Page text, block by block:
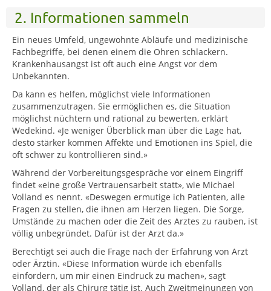
2. Informationen sammeln
Ein neues Umfeld, ungewohnte Abläufe und medizinische
Fachbegriffe, bei denen einem die Ohren schlackern.
Krankenhausangst ist oft auch eine Angst vor dem
Unbekannten.
Da kann es helfen, möglichst viele Informationen
zusammenzutragen. Sie ermöglichen es, die Situation
möglichst nüchtern und rational zu bewerten, erklärt
Wedekind. «Je weniger Überblick man über die Lage hat,
desto stärker kommen Affekte und Emotionen ins Spiel, die
oft schwer zu kontrollieren sind.»
Während der Vorbereitungsgespräche vor einem Eingriff
findet «eine große Vertrauensarbeit statt», wie Michael
Volland es nennt. «Deswegen ermutige ich Patienten, alle
Fragen zu stellen, die ihnen am Herzen liegen. Die Sorge,
Umstände zu machen oder die Zeit des Arztes zu rauben, ist
völlig unbegründet. Dafür ist der Arzt da.»
Berechtigt sei auch die Frage nach der Erfahrung von Arzt
oder Ärztin. «Diese Information würde ich ebenfalls
einfordern, um mir einen Eindruck zu machen», sagt
Volland, der als Chirurg tätig ist. Auch Zweitmeinungen von